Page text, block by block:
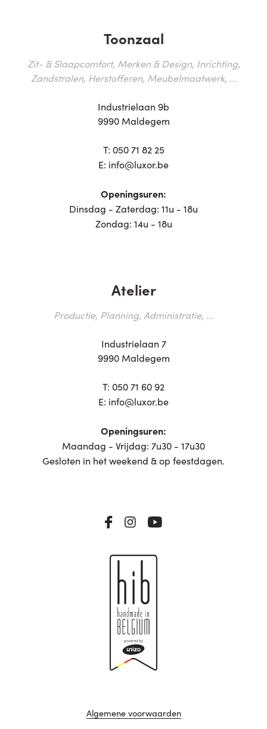
Toonzaal
Zit- & Slaapcomfort, Merken & Design, Inrichting,
Zandstralen, Herstofferen, Meubelmaatwerk, ...
Industrielaan 9b
9990 Maldegem
T: 050 71 82 25
E: info@luxor.be
Openingsuren:
Dinsdag - Zaterdag: 11u - 18u
Zondag: 14u - 18u
Atelier
Productie, Planning, Administratie, ...
Industrielaan 7
9990 Maldegem
T: 050 71 60 92
E: info@luxor.be
Openingsuren:
Maandag - Vrijdag: 7u30 - 17u30
Gesloten in het weekend & op feestdagen.
Algemene voorwaarden